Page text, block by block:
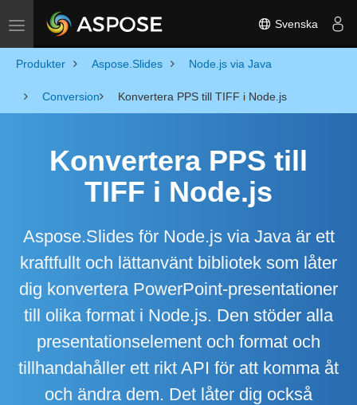
Toggle navigation Svenska
Produkter Aspose.Slides Node.js via Java
Conversion Konvertera PPS till TIFF i Node.js
Konvertera PPS till
TIFF i Node.js
Aspose.Slides för Node.js via Java är ett
kraftfullt och lättanvänt bibliotek som låter
dig konvertera PowerPoint-presentationer
till olika format i Node.js. Den stöder alla
presentationselement och format och
tillhandahåller ett rikt API för att komma åt
och ändra dem. Det låter dig också